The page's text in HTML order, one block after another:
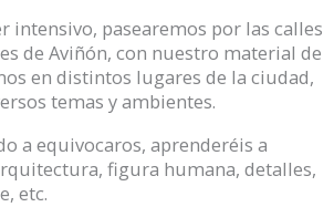
intensivo, pasearemos por las calles
de Aviñón, con nuestro material de
en distintos lugares de la ciudad,
temas y ambientes.
a equivocaros, aprenderéis a
figura humana, detalles,
etc.